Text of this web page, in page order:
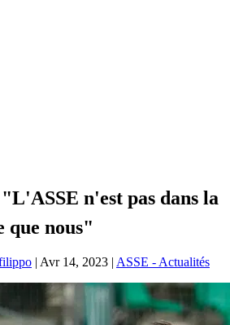
n'est pas dans la
que nous"
| Avr 14, 2023 | ASSE - Actualités